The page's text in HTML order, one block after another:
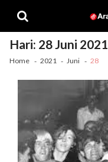
navigation
content
Hari: 28 Juni 2021
Home 2021 Juni 28